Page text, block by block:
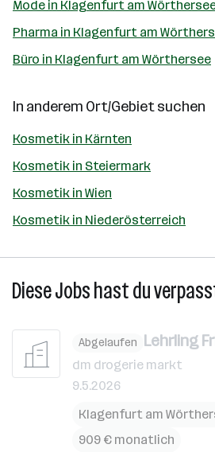
Mode in Klagenfurt am
Pharma in Klagenfurt am
Büro in Klagenfurt am Wörthersee
In anderem Ort/Gebiet suchen
Kosmetik in Kärnten
Kosmetik in Steiermark
Kosmetik in Wien
Kosmetik in Niederösterreich
Diese Jobs hast du
Abgelaufen Lehrling
dm drogerie markt
9.5.2026
Klagenfurt am
909 € monatlich